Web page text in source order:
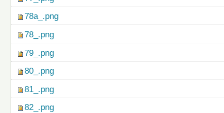
78a_.png
78_.png
79_.png
80_.png
81_.png
82_.png